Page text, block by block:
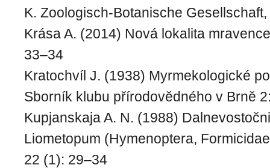
K. Zoologisch-Botanische
Krása A. (2014) Nová lokalita
33–34
Kratochvíl J. (1938) Myrmekologické
Sborník klubu přírodovědného v Brně
Kupjanskaja A. N. (1988)
Liometopum (Hymenoptera,
22 (1): 29–34